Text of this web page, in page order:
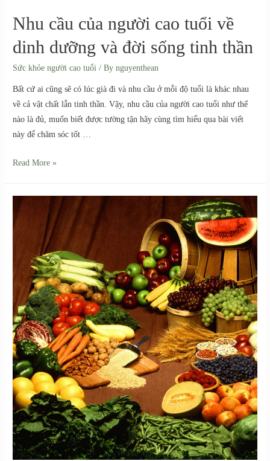
Nhu cầu của người cao tuổi về
dinh dưỡng và đời sống tinh thần
Sức khỏe người cao tuổi / Bynguyenthean
Bất cứ ai cũng sẽ có lúc già đi và nhu cầu ở mỗi độ tuổi là khác nhau
về cả vật chất lẫn tinh thần. Vậy, nhu cầu của người cao tuổi như thế
nào là đủ, muốn biết được tường tận hãy cùng tìm hiểu qua bài viết
này để chăm sóc tốt …
Read More »